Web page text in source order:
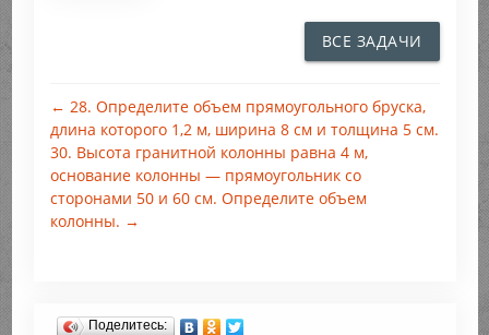
ВСЕ ЗАДАЧИ
← 28. Определите объем прямоугольного бруска,
длина которого 1,2 м, ширина 8 см и толщина 5 см.
30. Высота гранитной колонны равна 4 м,
основание колонны — прямоугольник со
сторонами 50 и 60 см. Определите объем
колонны. →
Поделитесь: